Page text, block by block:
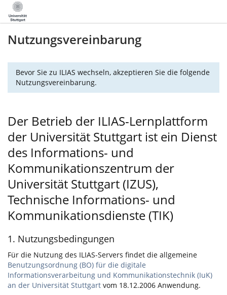
Nutzungsvereinbarung
Bevor Sie zu ILIAS wechseln, akzeptieren Sie die folgende
Nutzungsvereinbarung.
Der Betrieb der ILIAS-Lernplattform
der Universität Stuttgart ist ein Dienst
des Informations- und
Kommunikationszentrum der
Universität Stuttgart (IZUS),
Technische Informations- und
Kommunikationsdienste (TIK)
1. Nutzungsbedingungen
Für die Nutzung des ILIAS-Servers findet die allgemeine
Benutzungsordnung (BO) für die digitale
Informationsverarbeitung und Kommunikationstechnik (IuK)
an der Universität Stuttgart vom 18.12.2006 Anwendung.